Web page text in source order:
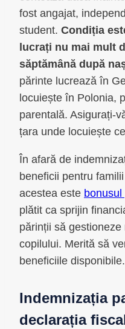
fost angajat,
student. Condiția
lucrați nu mai mult
săptămână după
părinte lucrează în
locuiește în Polonia,
parentală. Asigurați-
țara unde locuiește
În afară de
beneficii pentru
acestea este bonusul
plătit ca sprijin
părinții să
copilului. Merită să
beneficiile disponibile.
Indemnizația
declarația